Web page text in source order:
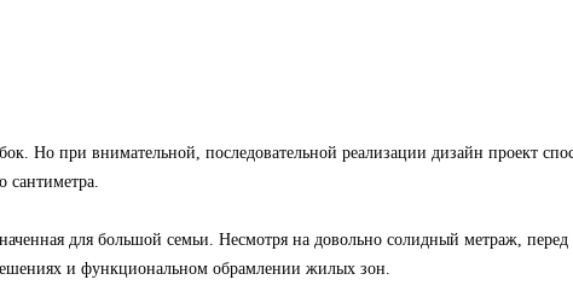
Но при внимательной, последовательной реализации дизайн проект
сантиметра.
для большой семьи. Несмотря на довольно солидный метраж, перед
и функциональном обрамлении жилых зон.